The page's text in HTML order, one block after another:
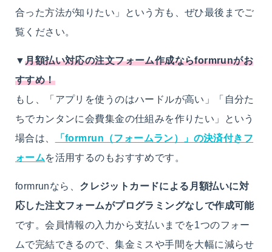
合った方法が知りたい」という方も、ぜひ最後までご
覧ください。
▼月額払い対応の注文フォーム作成ならformrunがお
すすめ！
もし、「アプリを使うのはハードルが高い」「自分た
ちでカンタンに会費集金の仕組みを作りたい」という
場合は、
「formrun（フォームラン）」の決済付きフ
ォームを活用するのもおすすめです。
formrunなら、 クレジットカードによる月額払いに対
応した注文フォームがプログラミングなしで作成可能
です。会員情報の入力から支払いまでを1つのフォー
ムで完結できるので、集金ミスや手間を大幅に減らせ